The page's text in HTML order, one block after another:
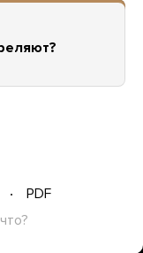
PDF